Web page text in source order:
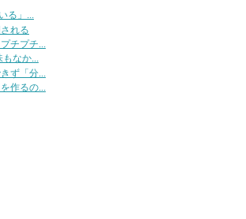
る」...
れる
チプチ...
もなか...
ず「分...
作るの...